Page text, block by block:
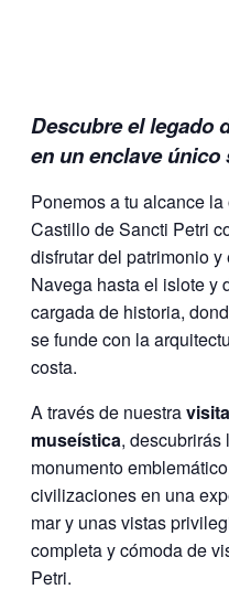
Descubre el legado
en un enclave único
Ponemos a tu alcance
Castillo de Sancti Petri
disfrutar del patrimonio
Navega hasta el islote y
cargada de historia,
se funde con la
costa.
A través de nuestra
museística, descubrirás
monumento
civilizaciones en una
mar y unas vistas
completa y cómoda de
Petri.